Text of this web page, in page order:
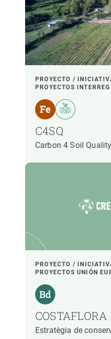
PROYECTO /
PROYECTOS INTERREG
C4SQ
Carbon 4 Soil Quality
PROYECTO /
PROYECTOS UNIÓN
COSTAFLORA
Estratègia de